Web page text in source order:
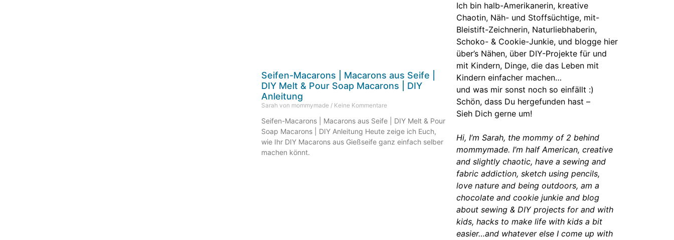
Ich bin halb-Amerikanerin, kreative
Chaotin, Näh- und Stoffsüchtige, mit-
Bleistift-Zeichnerin, Naturliebhaberin,
Schoko- & Cookie-Junkie, und blogge hier
über’s Nähen, über DIY-Projekte für und
mit Kindern, Dinge, die das Leben mit
Kindern einfacher machen…
und was mir sonst noch so einfällt :)
Schön, dass Du hergefunden hast –
Sieh Dich gerne um!
Hi, I’m Sarah, the mommy of 2 behind
mommymade. I’m half American, creative
and slightly chaotic, have a sewing and
fabric addiction, sketch using pencils,
love nature and being outdoors, am a
chocolate and cookie junkie and blog
about sewing & DIY projects for and with
kids, hacks to make life with kids a bit
easier…and whatever else I come up with
Seifen-Macarons | Macarons aus Seife |
DIY Melt & Pour Soap Macarons | DIY
Anleitung
Sarah von mommymade Keine Kommentare
Seifen-Macarons | Macarons aus Seife | DIY Melt & Pour
Soap Macarons | DIY Anleitung Heute zeige ich Euch,
wie Ihr DIY Macarons aus Gießseife ganz einfach selber
machen könnt.